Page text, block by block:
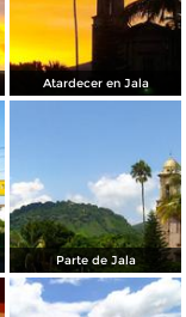
Atardecer en Jala
Parte de Jala